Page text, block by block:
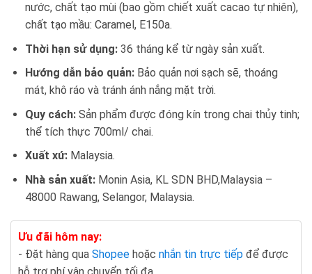
nước, chất tạo mùi (bao gồm chiết xuất cacao tự nhiên),
chất tạo mầu: Caramel, E150a.
Thời hạn sử dụng:36 tháng kể từ ngày sản xuất.
Hướng dẫn bảo quản:Bảo quản nơi sạch sẽ, thoáng
mát, khô ráo và tránh ánh nắng mặt trời.
Quy cách:Sản phẩm được đóng kín trong chai thủy tinh;
thể tích thực 700ml/ chai.
Xuất xứ:Malaysia.
Nhà sản xuất:Monin Asia, KL SDN BHD,Malaysia –
48000 Rawang, Selangor, Malaysia.
Ưu đãi hôm nay:
- Đặt hàng qua Shopee hoặc nhắn tin trực tiếp để được